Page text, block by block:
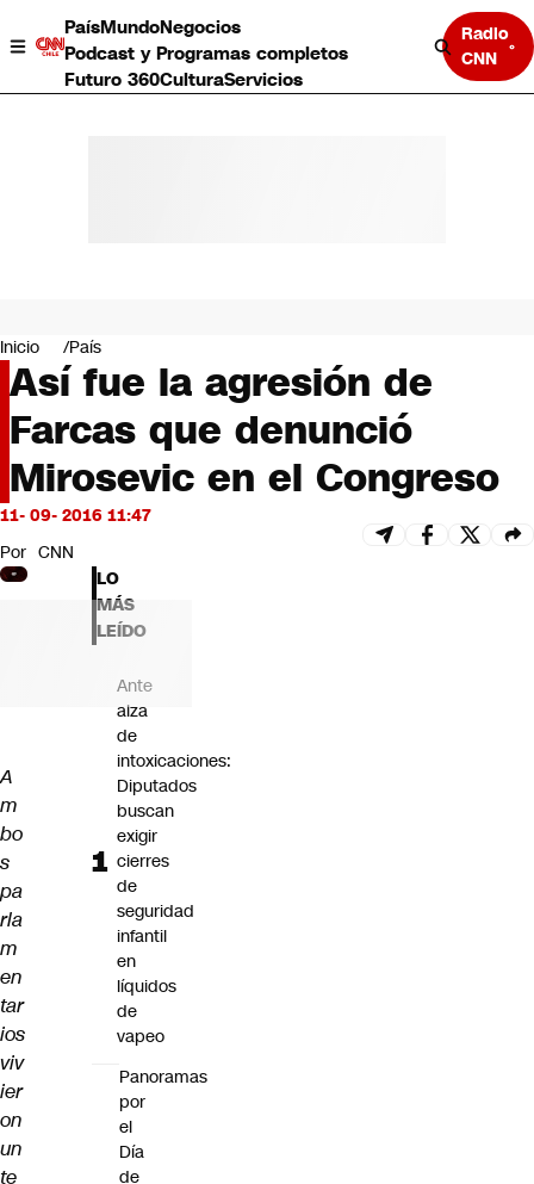
PaísMundoNegocios
Podcast y Programas completos
Futuro 360CulturaServicios
Radio
CNN
Negocios
Deportes
Programas completos
Cultura
Servicios
Bits
CNN tiempo
Futuro 360
Opinión
Inicio País
Así fue la agresión de
Farcas que denunció
Mirosevic en el Congreso
11- 09- 2016 11:47
Por CNN
A
m
bo
s
pa
rla
m
en
tar
ios
viv
ier
on
un
te
LO
MÁS
LEÍDO
Ante
alza
de
intoxicaciones:
Diputados
buscan
exigir
cierres
de
seguridad
infantil
en
líquidos
de
vapeo
Panoramas
por
el
Día
de